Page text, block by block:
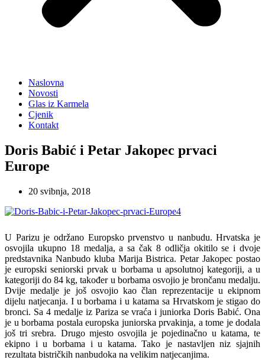
Naslovna
Novosti
Glas iz Karmela
Cjenik
Kontakt
Doris Babić i Petar Jakopec prvaci
Europe
20 svibnja, 2018
U Parizu je održano Europsko prvenstvo u nanbudu. Hrvatska je
osvojila ukupno 18 medalja, a sa čak 8 odličja okitilo se i dvoje
predstavnika Nanbudo kluba Marija Bistrica. Petar Jakopec postao
je europski seniorski prvak u borbama u apsolutnoj kategoriji, a u
kategoriji do 84 kg, također u borbama osvojio je brončanu medalju.
Dvije medalje je još osvojio kao član reprezentacije u ekipnom
dijelu natjecanja. I u borbama i u katama sa Hrvatskom je stigao do
bronci. Sa 4 medalje iz Pariza se vraća i juniorka Doris Babić. Ona
je u borbama postala europska juniorska prvakinja, a tome je dodala
još tri srebra. Drugo mjesto osvojila je pojedinačno u katama, te
ekipno i u borbama i u katama. Tako je nastavljen niz sjajnih
rezultata bistričkih nanbudoka na velikim natjecanjima.